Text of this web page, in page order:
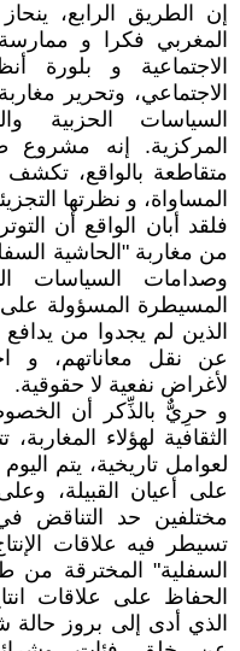
إن الطريق الرابع،
المغربي فكرا و
الاجتماعية و بلورة
الاجتماعي، وتحرير
السياسات الحزبية
المركزية. إنه
متقاطعة بالواقع،
المساواة، و نظرتها
فلقد أبان الواقع أن
من مغاربة "الحاشية
وصدامات السياسات
المسيطرة المسؤولة على
الذين لم يجدوا من
عن نقل معاناتهم، و
لأغراض نفعية لا حقوقية.
و حرِيٌّ بالذِّكر أن
الثقافية لهؤلاء
لعوامل تاريخية، يتم
على أعيان القبيلة،
مختلفين حد التناقض
تسيطر فيه علاقات
السفلية" المخترقة من
الحفاظ على علاقات
الذي أدى إلى بروز